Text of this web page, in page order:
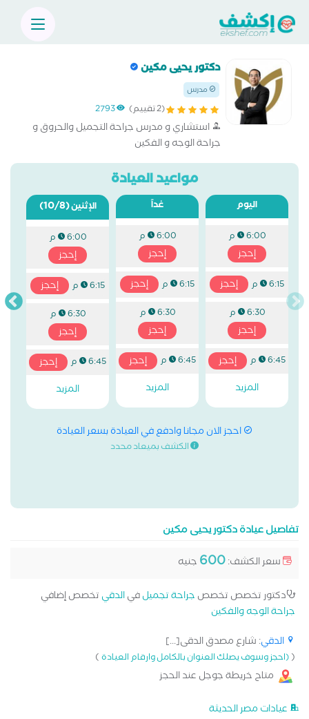
دكتور يحيى مكين
مدرس
(2 تقييم) 2793
استشاري و مدرس جراحة التجميل والحروق و
جراحة الوجه و الفكين
مواعيد العيادة
اليوم
6:00 م
إحجز
6:15 م إحجز
6:30 م
إحجز
6:45 م
إحجز
المزيد
غداً
6:00 م
إحجز
6:15 م إحجز
6:30 م
إحجز
6:45 م
إحجز
المزيد
الإثنين(10/8)
6:00 م
إحجز
6:15 م إحجز
6:30 م
إحجز
6:45 م
إحجز
المزيد
احجز الان مجانا وادفع في العيادة بسعر العيادة
الكشف بميعاد محدد
تفاصيل عيادة دكتور يحيى مكين
سعر الكشف:600 جنيه
دكتور تخصص تخصص جراحة تجميلفيالدقي تخصص إضافي
جراحة الوجه والفكين
الدقي: شارع مصدق الدقى[...]
((احجز وسوف يصلك العنوان بالكامل وارقام العيادة)
متاح خريطة جوجل عند الحجز
عيادات مصر الحديثة